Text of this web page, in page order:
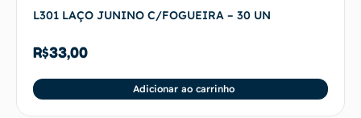
L301 LAÇO JUNINO C/FOGUEIRA – 30 UN
R$33,00
Adicionar ao carrinho